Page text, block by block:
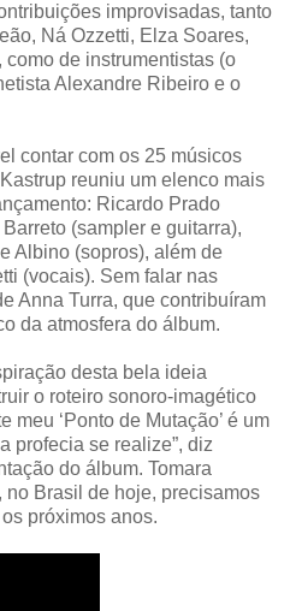
improvisadas, tanto
Ná Ozzetti, Elza Soares,
como de instrumentistas (o
Alexandre Ribeiro e o
contar com os 25 músicos
reuniu um elenco mais
Ricardo Prado
(sampler e guitarra),
Albino (sopros), além de
(vocais). Sem falar nas
Anna Turra, que contribuíram
da atmosfera do álbum.
desta bela ideia
o roteiro sonoro-imagético
meu ‘Ponto de Mutação’ é um
profecia se realize”, diz
do álbum. Tomara
no Brasil de hoje, precisamos
próximos anos.